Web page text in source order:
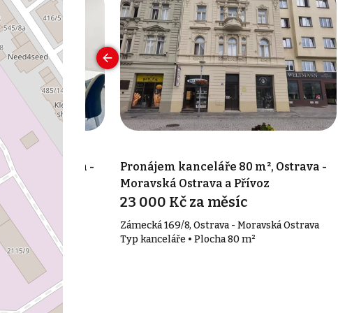
m², Ostrava -
- Moravská
m²
Pronájem kanceláře 80 m², Ostrava -
Moravská Ostrava a Přívoz
23 000 Kč za měsíc
Zámecká 169/8, Ostrava - Moravská Ostrava
Typ kanceláře • Plocha 80 m²